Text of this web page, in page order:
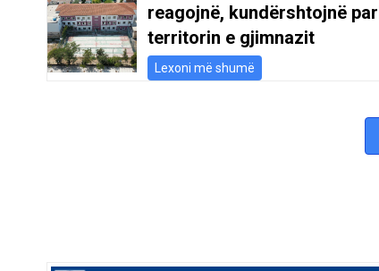
reagojnë, kundërshtojnë
territorin e gjimnazit
Lexoni më shumë